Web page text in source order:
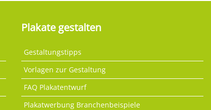
Plakate gestalten
Gestaltungstipps
Vorlagen zur Gestaltung
FAQ Plakatentwurf
Plakatwerbung Branchenbeispiele